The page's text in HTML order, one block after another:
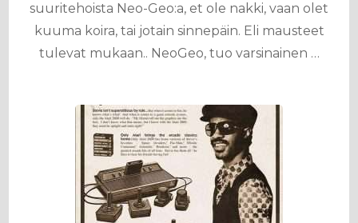
suuritehoista Neo-Geo:a, et ole nakki, vaan olet
kuuma koira, tai jotain sinnepäin. Eli mausteet
tulevat mukaan.. NeoGeo, tuo varsinainen …